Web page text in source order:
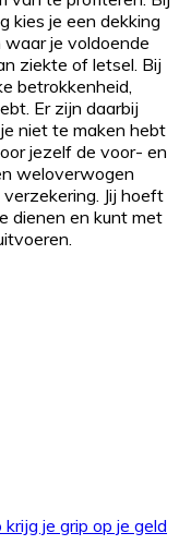
kies je een dekking
je voldoende
ziekte of letsel. Bij
betrokkenheid,
Er zijn daarbij
niet te maken hebt
jezelf de voor- en
weloverwogen
Jij hoeft
dienen en kunt met